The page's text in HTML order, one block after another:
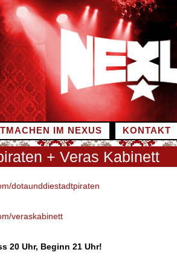
IM NEXUS KONTAKT
+ Veras Kabinett
dotaunddiestadtpiraten
veraskabinett
20 Uhr, Beginn 21 Uhr!